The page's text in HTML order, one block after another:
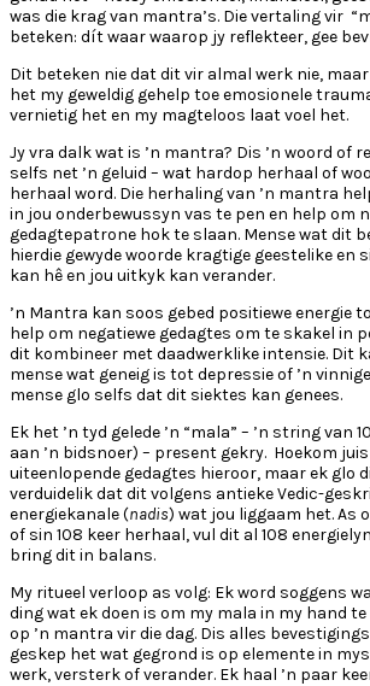
was die krag van mantra’s. Die vertaling vir
beteken: dít waar waarop jy reflekteer, gee
Dit beteken nie dat dit vir almal werk nie,
het my geweldig gehelp toe emosionele
vernietig het en my magteloos laat voel het.
Jy vra dalk wat is ’n mantra? Dis ’n woord of
selfs net ’n geluid – wat hardop herhaal of
herhaal word. Die herhaling van ’n mantra
in jou onderbewussyn vas te pen en help om
gedagtepatrone hok te slaan. Mense wat dit
hierdie gewyde woorde kragtige geestelike en
kan hê en jou uitkyk kan verander.
’n Mantra kan soos gebed positiewe energie
help om negatiewe gedagtes om te skakel in
dit kombineer met daadwerklike intensie. Dit
mense wat geneig is tot depressie of ’n
mense glo selfs dat dit siektes kan genees.
Ek het ’n tyd gelede ’n “mala” – ’n string van
aan ’n bidsnoer) – present gekry. Hoekom juis
uiteenlopende gedagtes hieroor, maar ek glo
verduidelik dat dit volgens antieke Vedic-
energiekanale (nadis) wat jou liggaam het. As
of sin 108 keer herhaal, vul dit al 108
bring dit in balans.
My ritueel verloop as volg: Ek word soggens
ding wat ek doen is om my mala in my hand
op ’n mantra vir die dag. Dis alles
geskep het wat gegrond is op elemente in
werk, versterk of verander. Ek haal ’n paar